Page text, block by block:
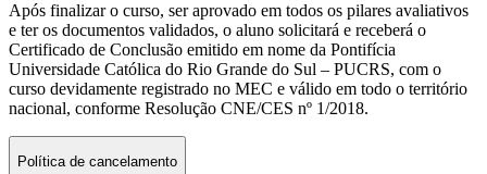
Após finalizar o curso, ser aprovado em todos os pilares avaliativos
e ter os documentos validados, o aluno solicitará e receberá o
Certificado de Conclusão emitido em nome da Pontifícia
Universidade Católica do Rio Grande do Sul – PUCRS, com o
curso devidamente registrado no MEC e válido em todo o território
nacional, conforme Resolução CNE/CES nº 1/2018.
Política de cancelamento